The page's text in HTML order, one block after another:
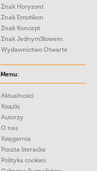
Znak Horyzont
Znak Emotikon
Znak Koncept
Znak JednymSłowem
Wydawnictwo Otwarte
Menu:
Aktualności
Książki
Autorzy
O nas
Księgarnia
Poczta literacka
Polityka cookies